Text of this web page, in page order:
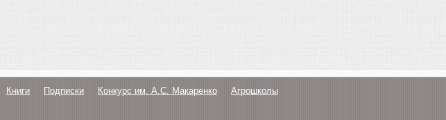
Книги Подписки Конкурс им. А.С. Макаренко Агрошколы